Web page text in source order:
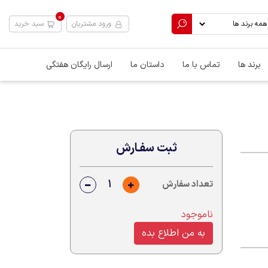
ورود مشتریان
0
سبد خرید
برند ها تماس با ما داستان ما ارسال رایگان هفتگی
ثبت سفـارش
تعداد سفارش
ناموجود
به من اطلاع بده